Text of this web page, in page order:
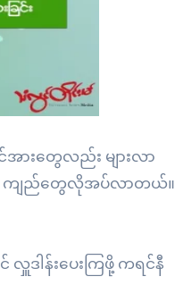
ားတွေလည်း များလာ
ကျည်တွေလိုအပ်လာတယ်။
ါန်းပေးကြဖို့ ကရင်နီ